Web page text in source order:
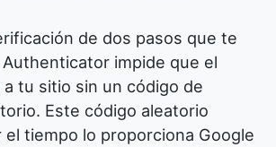
de dos pasos que te
impide que el
tu sitio sin un código de
Este código aleatorio
tiempo lo proporciona Google